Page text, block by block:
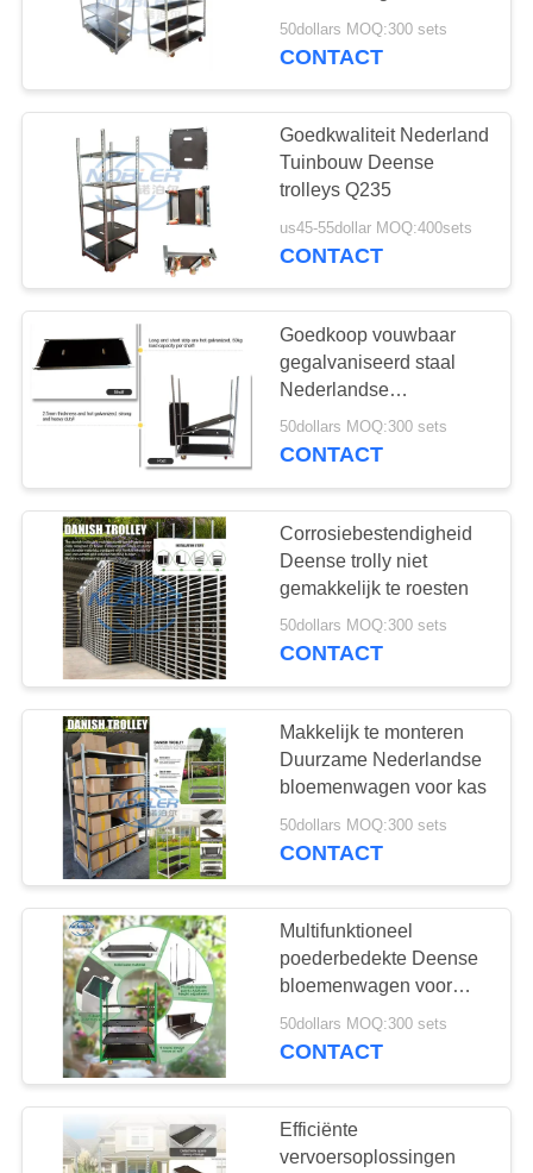
VRAAG
OFFERTE
COMPANY
NEWS
SITEMAP
PRIVACYBELEID
Deense Container
De Container van
CC
Serrekarren
16
De serre kweekt
Bedden
10
De Rekken van CC
Waterdicht
50dollars MOQ:300 sets
CONTACT
Goedkwaliteit Nederland
Tuinbouw Deense
trolleys Q235
us45-55dollar MOQ:400sets
CONTACT
Goedkoop vouwbaar
gegalvaniseerd staal
Nederlandse
bloemenwagens te koop
50dollars MOQ:300 sets
CONTACT
Corrosiebestendigheid
Deense trolly niet
gemakkelijk te roesten
50dollars MOQ:300 sets
CONTACT
Makkelijk te monteren
Duurzame Nederlandse
bloemenwagen voor kas
50dollars MOQ:300 sets
CONTACT
Multifunktioneel
poederbedekte Deense
bloemenwagen voor
winkelen
50dollars MOQ:300 sets
CONTACT
Efficiënte
vervoersoplossingen